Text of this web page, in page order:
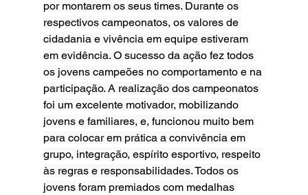
por montarem os seus times. Durante os
respectivos campeonatos, os valores de
cidadania e vivência em equipe estiveram
em evidência. O sucesso da ação fez todos
os jovens campeões no comportamento e na
participação. A realização dos campeonatos
foi um excelente motivador, mobilizando
jovens e familiares, e, funcionou muito bem
para colocar em prática a convivência em
grupo, integração, espírito esportivo, respeito
às regras e responsabilidades. Todos os
jovens foram premiados com medalhas